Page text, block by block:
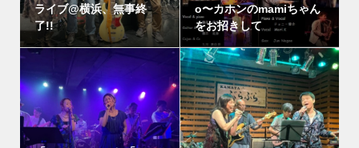
ライブ@横浜、無事終
了!!
o〜カホンのmamiちゃん
をお招きして